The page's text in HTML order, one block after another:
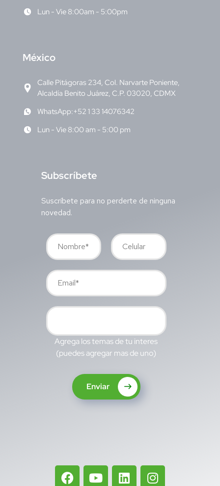
Lun - Vie 8:00am - 5:00pm
México
Calle Pitágoras 234, Col. Narvarte Poniente,
Alcaldía Benito Juárez, C.P. 03020, CDMX
WhatsApp:+52 1 33 14076342
Lun - Vie 8:00 am - 5:00 pm
Subscríbete
Suscríbete para no perderte de ninguna
novedad.
Agrega los temas de tu interes
(puedes agregar mas de uno)
Enviar